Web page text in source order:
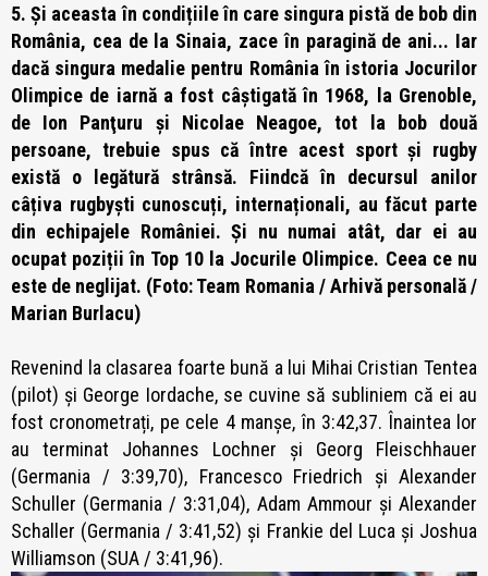
5. Și aceasta în condițiile în care singura pistă de bob din
România, cea de la Sinaia, zace în paragină de ani... Iar
dacă singura medalie pentru România în istoria Jocurilor
Olimpice de iarnă a fost câștigată în 1968, la Grenoble,
de Ion Panţuru şi Nicolae Neagoe, tot la bob două
persoane, trebuie spus că între acest sport și rugby
există o legătură strânsă. Fiindcă în decursul anilor
câțiva rugbyști cunoscuți, internaționali, au făcut parte
din echipajele României. Și nu numai atât, dar ei au
ocupat poziții în Top 10 la Jocurile Olimpice. Ceea ce nu
este de neglijat. (Foto: Team Romania / Arhivă personală /
Marian Burlacu)
Revenind la clasarea foarte bună a lui Mihai Cristian Tentea
(pilot) și George Iordache, se cuvine să subliniem că ei au
fost cronometrați, pe cele 4 manșe, în 3:42,37. Înaintea lor
au terminat Johannes Lochner și Georg Fleischhauer
(Germania / 3:39,70), Francesco Friedrich și Alexander
Schuller (Germania / 3:31,04), Adam Ammour și Alexander
Schaller (Germania / 3:41,52) și Frankie del Luca și Joshua
Williamson (SUA / 3:41,96).